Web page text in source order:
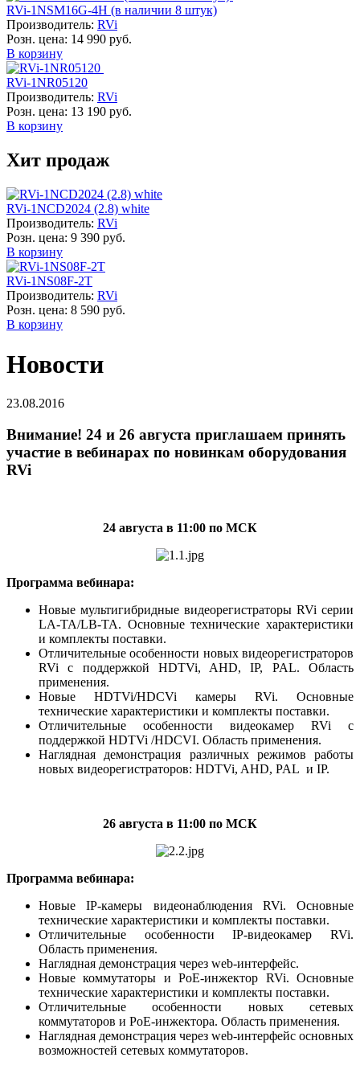
RVi-1NSM16G-4H (в наличии 8 штук)
Производитель: RVi
Розн. цена: 14 990 руб.
В корзину
RVi-1NR05120
Производитель: RVi
Розн. цена: 13 190 руб.
В корзину
Хит продаж
RVi-1NCD2024 (2.8) white
Производитель: RVi
Розн. цена: 9 390 руб.
В корзину
RVi-1NS08F-2T
Производитель: RVi
Розн. цена: 8 590 руб.
В корзину
Новости
23.08.2016
Внимание! 24 и 26 августа приглашаем принять
участие в вебинарах по новинкам оборудования
RVi
24 августа в 11:00 по МСК
Программа вебинара:
Новые мультигибридные видеорегистраторы RVi серии
LA-TA/LB-TA. Основные технические характеристики
и комплекты поставки.
Отличительные особенности новых видеорегистраторов
RVi с поддержкой HDTVi, AHD, IP, PAL. Область
применения.
Новые HDTVi/HDCVi камеры RVi. Основные
технические характеристики и комплекты поставки.
Отличительные особенности видеокамер RVi с
поддержкой HDTVi /HDCVI. Область применения.
Наглядная демонстрация различных режимов работы
новых видеорегистраторов: HDTVi, AHD, PAL и IP.
26 августа в 11:00 по МСК
Программа вебинара:
Новые IP-камеры видеонаблюдения RVi. Основные
технические характеристики и комплекты поставки.
Отличительные особенности IP-видеокамер RVi.
Область применения.
Наглядная демонстрация через web-интерфейс.
Новые коммутаторы и PoE-инжектор RVi. Основные
технические характеристики и комплекты поставки.
Отличительные особенности новых сетевых
коммутаторов и PoE-инжектора. Область применения.
Наглядная демонстрация через web-интерфейс основных
возможностей сетевых коммутаторов.